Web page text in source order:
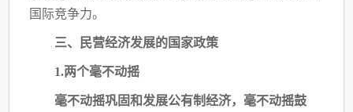
国际竞争力。
三、民营经济发展的国家政策
1.两个毫不动摇
毫不动摇巩固和发展公有制经济，毫不动摇鼓